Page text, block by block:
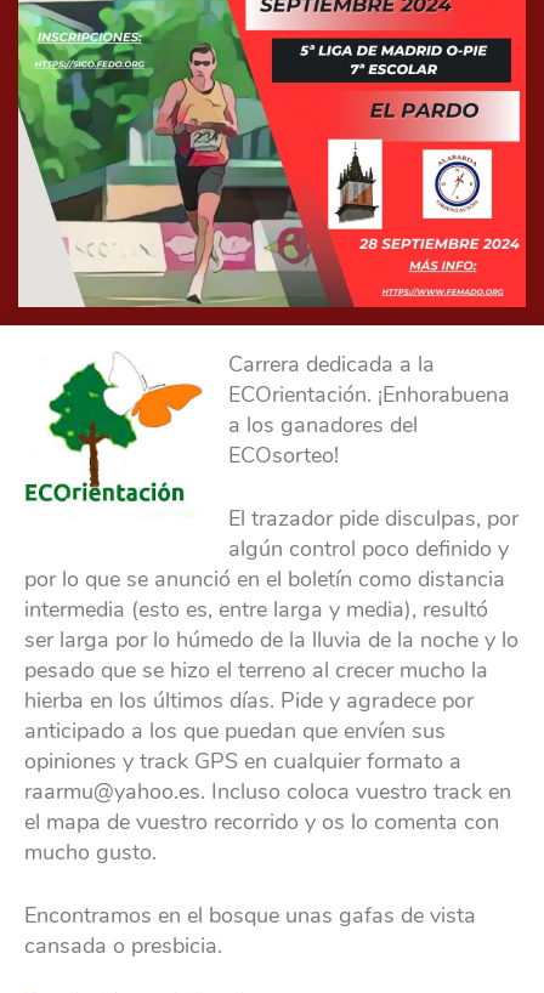
Carrera dedicada a la
ECOrientación. ¡Enhorabuena
a los ganadores del
ECOsorteo!
El trazador pide disculpas, por
algún control poco definido y
por lo que se anunció en el boletín como distancia
intermedia (esto es, entre larga y media), resultó
ser larga por lo húmedo de la lluvia de la noche y lo
pesado que se hizo el terreno al crecer mucho la
hierba en los últimos días. Pide y agradece por
anticipado a los que puedan que envíen sus
opiniones y track GPS en cualquier formato a
raarmu@yahoo.es. Incluso coloca vuestro track en
el mapa de vuestro recorrido y os lo comenta con
mucho gusto.
Encontramos en el bosque unas gafas de vista
cansada o presbicia.